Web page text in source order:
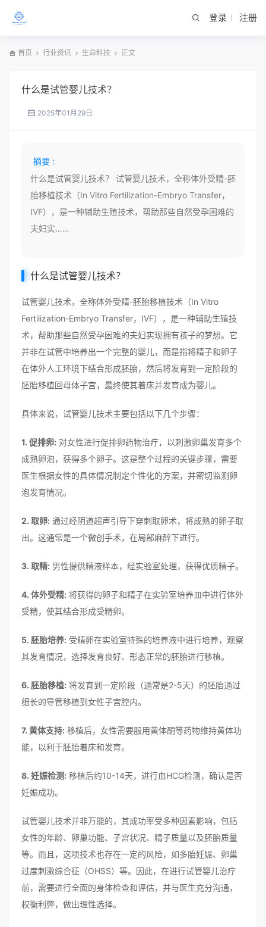
登录 注册
首页 行业资讯 生命科技 正文
什么是试管婴儿技术？
2025年01月29日
摘要 :
什么是试管婴儿技术？ 试管婴儿技术，全称体外受精-胚
胎移植技术（In Vitro Fertilization-Embryo Transfer，
IVF），是一种辅助生殖技术，帮助那些自然受孕困难的
夫妇实……
什么是试管婴儿技术？
试管婴儿技术，全称体外受精-胚胎移植技术（In Vitro
Fertilization-Embryo Transfer，IVF），是一种辅助生殖技
术，帮助那些自然受孕困难的夫妇实现拥有孩子的梦想。它
并非在试管中培养出一个完整的婴儿，而是指将精子和卵子
在体外人工环境下结合形成胚胎，然后将发育到一定阶段的
胚胎移植回母体子宫，最终使其着床并发育成为婴儿。
具体来说，试管婴儿技术主要包括以下几个步骤：
1. 促排卵: 对女性进行促排卵药物治疗，以刺激卵巢发育多个
成熟卵泡，获得多个卵子。这是整个过程的关键步骤，需要
医生根据女性的具体情况制定个性化的方案，并密切监测卵
泡发育情况。
2. 取卵: 通过经阴道超声引导下穿刺取卵术，将成熟的卵子取
出。这通常是一个微创手术，在局部麻醉下进行。
3. 取精: 男性提供精液样本，经实验室处理，获得优质精子。
4. 体外受精: 将获得的卵子和精子在实验室培养皿中进行体外
受精，使其结合形成受精卵。
5. 胚胎培养: 受精卵在实验室特殊的培养液中进行培养，观察
其发育情况，选择发育良好、形态正常的胚胎进行移植。
6. 胚胎移植: 将发育到一定阶段（通常是2-5天）的胚胎通过
细长的导管移植到女性子宫腔内。
7. 黄体支持: 移植后，女性需要服用黄体酮等药物维持黄体功
能，以利于胚胎着床和发育。
8. 妊娠检测: 移植后约10-14天，进行血HCG检测，确认是否
妊娠成功。
试管婴儿技术并非万能的，其成功率受多种因素影响，包括
女性的年龄、卵巢功能、子宫状况、精子质量以及胚胎质量
等。而且，这项技术也存在一定的风险，如多胎妊娠、卵巢
过度刺激综合征（OHSS）等。因此，在进行试管婴儿治疗
前，需要进行全面的身体检查和评估，并与医生充分沟通，
权衡利弊，做出理性选择。